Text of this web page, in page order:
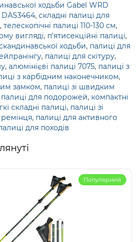
ходьби Gabel WRD
DAS3464, складні палиці для
, телескопічні палиці 110-130 см,
вигляді, п'ятисекційні палиці,
ходьби, палиці для
, палиці для скітуру,
, алюмінієві палиці 7075, палиці з
з карбідним наконечником,
замком, палиці зі швидким
палиці для подорожей, компактні
складні палиці, палиці зі
, палиці для активного
для походів
Популярний